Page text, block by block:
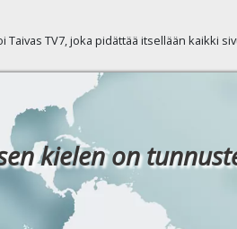
Taivas TV7, joka pidättää itsellään kaikki
kielen on